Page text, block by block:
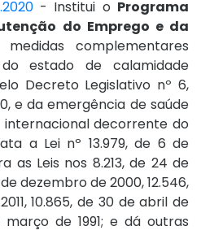
- Institui o Programa
do Emprego e da
complementares
estado de calamidade
Decreto Legislativo nº 6,
e da emergência de saúde
decorrente do
a Lei nº 13.979, de 6 de
as Leis nos 8.213, de 24 de
de dezembro de 2000, 12.546,
10.865, de 30 de abril de
março de 1991; e dá outras